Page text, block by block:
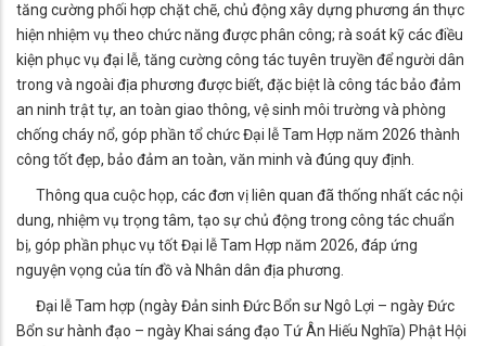
tăng cường phối hợp chặt chẽ, chủ động xây dựng phương án thực
hiện nhiệm vụ theo chức năng được phân công; rà soát kỹ các điều
kiện phục vụ đại lễ, tăng cường công tác tuyên truyền để người dân
trong và ngoài địa phương được biết, đặc biệt là công tác bảo đảm
an ninh trật tự, an toàn giao thông, vệ sinh môi trường và phòng
chống cháy nổ, góp phần tổ chức Đại lễ Tam Hợp năm 2026 thành
công tốt đẹp, bảo đảm an toàn, văn minh và đúng quy định.
Thông qua cuộc họp, các đơn vị liên quan đã thống nhất các nội
dung, nhiệm vụ trọng tâm, tạo sự chủ động trong công tác chuẩn
bị, góp phần phục vụ tốt Đại lễ Tam Hợp năm 2026, đáp ứng
nguyện vọng của tín đồ và Nhân dân địa phương.
Đại lễ Tam hợp (ngày Đản sinh Đức Bổn sư Ngô Lợi – ngày Đức
Bổn sư hành đạo – ngày Khai sáng đạo Tứ Ân Hiếu Nghĩa) Phật Hội